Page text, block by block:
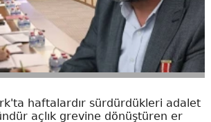
haftalardır sürdürdükleri adalet
açlık grevine dönüştüren er